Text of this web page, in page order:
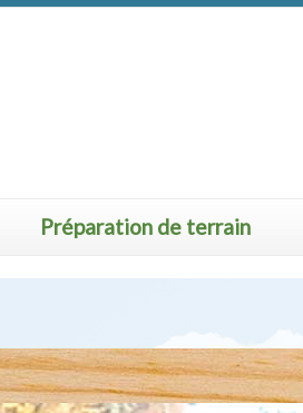
Préparation de terrain